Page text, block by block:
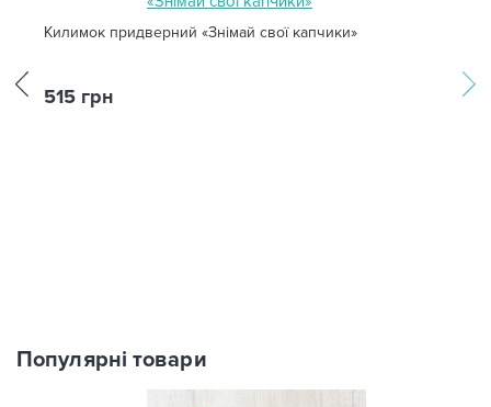
Килимок придверний «Знімай свої капчики»
515 грн
Популярні товари